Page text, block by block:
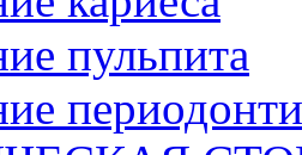
пульпита